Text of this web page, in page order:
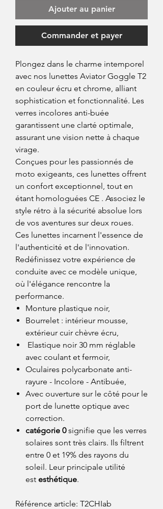
Ajouter au panier
Commander et payer
Plongez dans le charme intemporel
avec nos lunettes Aviator Goggle T2
en couleur écru et chrome, alliant
sophistication et fonctionnalité. Les
verres incolores anti-buée
garantissent une clarté optimale,
assurant une vision nette à chaque
virage.
Conçues pour les passionnés de
moto exigeants, ces lunettes offrent
un confort exceptionnel, tout en
étant homologuées CE . Associez le
style rétro à la sécurité absolue lors
de vos aventures sur deux roues.
Ces lunettes incarnent l'essence de
l'authenticité et de l'innovation.
Redéfinissez votre expérience de
conduite avec ce modèle unique,
où l'élégance rencontre la
performance.
Monture plastique noir,
Bourrelet : intérieur mousse,
extérieur cuir chèvre écru,
Elastique noir 30 mm réglable
avec coulant et fermoir,
Oculaires polycarbonate anti-
rayure - Incolore - Antibuée,
Avec ouverture sur le côté pour le
port de lunette optique avec
correction.
catégorie 0signifie que les verres
solaires sont très clairs. Ils filtrent
entre 0 et 19% des rayons du
soleil. Leur principale utilité
est esthétique.
Référence article: T2CHIab